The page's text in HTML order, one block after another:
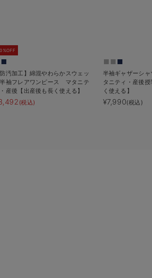
防汚加工】綿混やわらかスウェッ
半袖フレアワンピース マタニテ
産後【出産後も長く使える】
(税込)
半袖ギャザーシ
タニティ・産後
く使える】
¥7,990(税込)